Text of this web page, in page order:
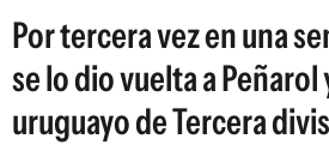
Por tercera vez en una
se lo dio vuelta a
uruguayo de Tercera